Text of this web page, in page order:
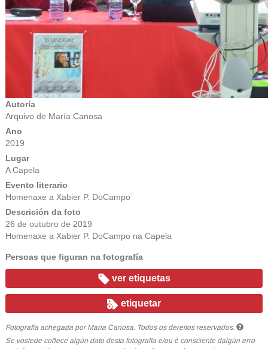
Autoría
Arquivo de María Canosa
Ano
2019
Lugar
A Capela
Evento literario
Homenaxe a Xabier P. DoCampo
Descrición da foto
26 de outubro de 2019
Homenaxe a Xabier P. DoCampo na Capela
Persoas que figuran na fotografía
ver etiquetas
etiquetar
Fotografía achegada por Maria Canosa. Todos os dereitos reservados.
Se vostede coñece algún dato desta fotografía e/ou é consciente dalgún erro